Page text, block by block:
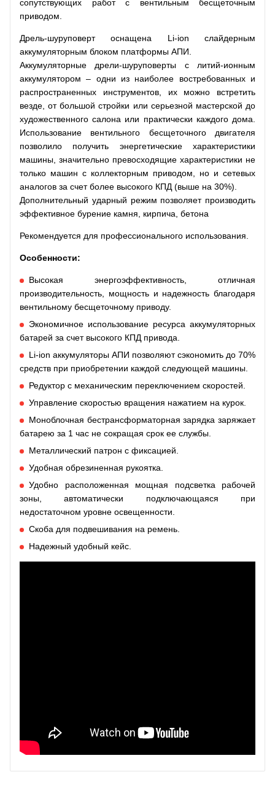
сопутствующих работ c вентильным бесщеточным
приводом.
Дрель-шуруповерт оснащена Li-ion слайдерным
аккумуляторным блоком платформы АПИ.
Аккумуляторные дрели-шуруповерты с литий-ионным
аккумулятором – одни из наиболее востребованных и
распространенных инструментов, их можно встретить
везде, от большой стройки или серьезной мастерской до
художественного салона или практически каждого дома.
Использование вентильного бесщеточного двигателя
позволило получить энергетические характеристики
машины, значительно превосходящие характеристики не
только машин с коллекторным приводом, но и сетевых
аналогов за счет более высокого КПД (выше на 30%).
Дополнительный ударный режим позволяет производить
эффективное бурение камня, кирпича, бетона
Рекомендуется для профессионального использования.
Особенности:
Высокая энергоэффективность, отличная
производительность, мощность и надежность благодаря
вентильному бесщеточному приводу.
Экономичное использование ресурса аккумуляторных
батарей за счет высокого КПД привода.
Li-ion аккумуляторы АПИ позволяют сэкономить до 70%
средств при приобретении каждой следующей машины.
Редуктор с механическим переключением скоростей.
Управление скоростью вращения нажатием на курок.
Моноблочная бестрансформаторная зарядка заряжает
батарею за 1 час не сокращая срок ее службы.
Металлический патрон с фиксацией.
Удобная обрезиненная рукоятка.
Удобно расположенная мощная подсветка рабочей
зоны, автоматически подключающаяся при
недостаточном уровне освещенности.
Скоба для подвешивания на ремень.
Надежный удобный кейс.